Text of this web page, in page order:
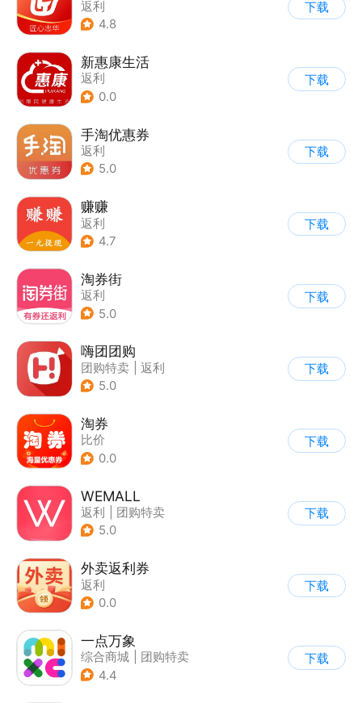
返利
4.8
下载
新惠康生活
返利
0.0
下载
手淘优惠券
返利
5.0
下载
赚赚
返利
4.7
下载
淘券街
返利
5.0
下载
嗨团团购
团购特卖
返利
5.0
下载
淘券
比价
0.0
下载
WEMALL
返利
团购特卖
5.0
下载
外卖返利券
返利
0.0
下载
一点万象
综合商城
团购特卖
4.4
下载